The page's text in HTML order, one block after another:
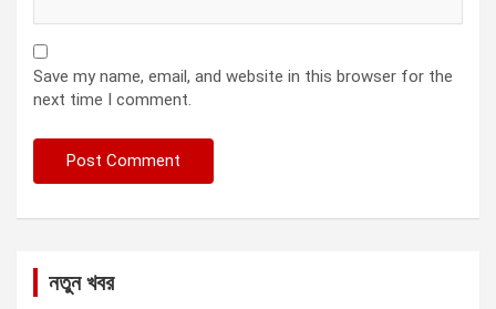
Save my name, email, and website in this browser for the
next time I comment.
নতুন খবর